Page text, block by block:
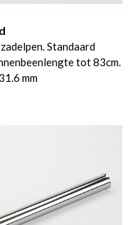
Standaard
tot 83cm.
mm